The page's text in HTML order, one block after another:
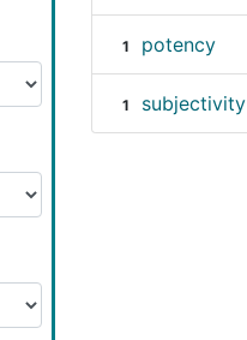
1 potency
1 subjectivity